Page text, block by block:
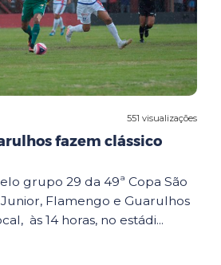
551 visualizações
fazem clássico
grupo 29 da 49ª Copa São
Flamengo e Guarulhos
às 14 horas, no estádi...